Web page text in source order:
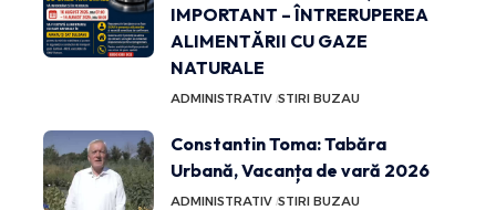
IMPORTANT – ÎNTRERUPEREA
ALIMENTĂRII CU GAZE
NATURALE
ADMINISTRATIV STIRI BUZAU
Constantin Toma: Tabăra
Urbană, Vacanța de vară 2026
ADMINISTRATIV STIRI BUZAU